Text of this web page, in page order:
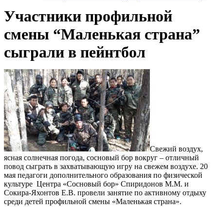
Участники профильной
смены “Маленькая страна”
сыграли в пейнтбол
Свежий воздух,
ясная солнечная погода, сосновый бор вокруг – отличный
повод сыграть в захватывающую игру на свежем воздухе. 20
мая педагоги дополнительного образования по физической
культуре Центра «Сосновый бор» Спиридонов М.М. и
Сокира-Яхонтов Е.В. провели занятие по активному отдыху
среди детей профильной смены «Маленькая страна».